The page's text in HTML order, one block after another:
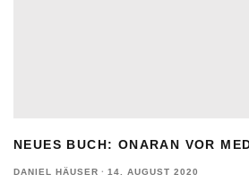
NEUES BUCH: ONARAN VOR
DANIEL HÄUSER · 14. AUGUST 2020